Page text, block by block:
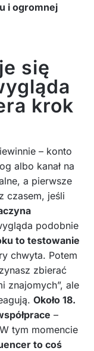
i ogromnej
się
krok
– konto
albo kanał na
a pierwsze
czasem, jeśli
podobnie
to testowanie
chwyta. Potem
zbierać
znajomych”, ale
Około 18.
–
tym momencie
to coś